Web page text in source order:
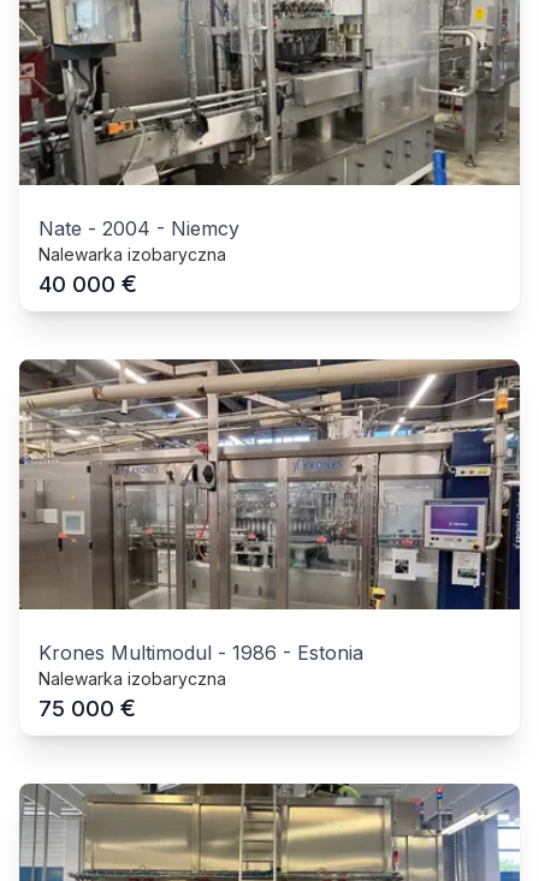
Nate - 2004 - Niemcy
Nalewarka izobaryczna
40 000 €
Krones Multimodul - 1986 - Estonia
Nalewarka izobaryczna
75 000 €